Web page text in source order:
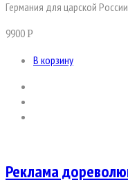
Германия для царской
9900Р
В корзину
Реклама